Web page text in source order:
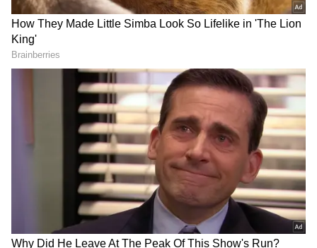
முதலில் பேட்டிங் ஆடிய உலக ஜெயிண்ட்ஸ்
அணியின் டாப் 3 வீரர்களான வான் விக்(0),
மூவரும் ஏமாற்றமளித்தனர். 4ம் வரிசையில்
இறங்கிய ஆல்ரவுண்டர் ஜாக் காலிஸ்
அதிரடியாக பேட்டிங் ஆடி அரைசதம்
அடித்தார். 4வது விக்கெட்டுக்கு அவருடன்
இணைந்து நிதானமாக பேட்டிங் ஆடிய
ரோஸ் டெய்லர் 33 பந்தில் 32 ரன்கள் அடித்து
பங்களிப்பு செய்தார்.
வீதிப்போராட்டம் !